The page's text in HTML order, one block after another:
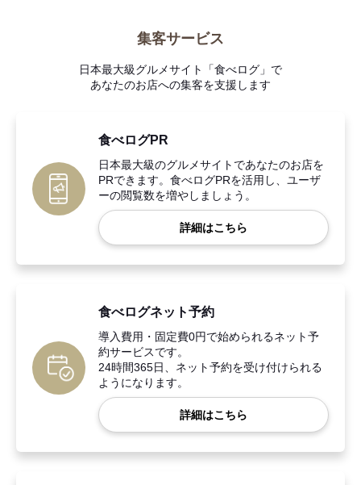
集客サービス
日本最大級グルメサイト「食べログ」で
あなたのお店への集客を支援します
食べログPR
日本最大級のグルメサイトであなたのお店を
PRできます。食べログPRを活用し、ユーザ
ーの閲覧数を増やしましょう。
詳細はこちら
食べログネット予約
導入費用・固定費0円で始められるネット予
約サービスです。
24時間365日、ネット予約を受け付けられる
ようになります。
詳細はこちら